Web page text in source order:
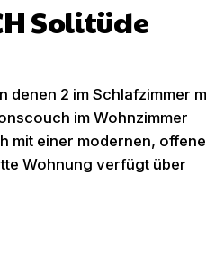
Solitüde
denen 2 im Schlafzimmer
im Wohnzimmer
mit einer modernen,
Wohnung verfügt über